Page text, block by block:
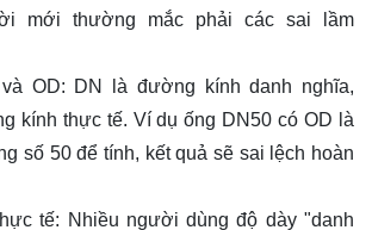
mới thường mắc phải các sai lầm
OD: DN là đường kính danh nghĩa,
kính thực tế. Ví dụ ống DN50 có OD là
số 50 để tính, kết quả sẽ sai lệch hoàn
tế: Nhiều người dùng độ dày "danh